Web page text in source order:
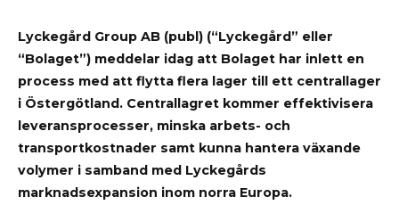
Lyckegård Group AB (publ) (“Lyckegård” eller
“Bolaget”) meddelar idag att Bolaget har inlett en
process med att flytta flera lager till ett centrallager
i Östergötland. Centrallagret kommer effektivisera
leveransprocesser, minska arbets- och
transportkostnader samt kunna hantera växande
volymer i samband med Lyckegårds
marknadsexpansion inom norra Europa.